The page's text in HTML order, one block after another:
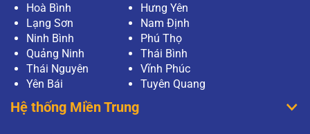
Hoà Bình
Hưng Yên
Lạng Sơn
Nam Định
Ninh Bình
Phú Thọ
Quảng Ninh
Thái Bình
Thái Nguyên
Vĩnh Phúc
Yên Bái
Tuyên Quang
Hệ thống Miền Trung